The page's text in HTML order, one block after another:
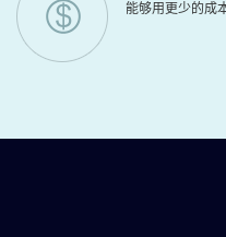
能够用更少的成